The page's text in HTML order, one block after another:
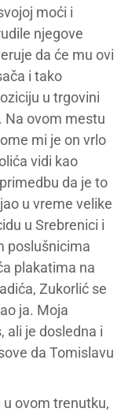
moći i
njegove
da će mu ovi
i tako
u trgovini
Na ovom mestu
mi je on vrlo
vidi kao
da je to
u vreme velike
u Srebrenici i
poslušnicima
plakatima na
Zukorlić se
ja. Moja
ali je dosledna i
da Tomislavu
ovom trenutku,